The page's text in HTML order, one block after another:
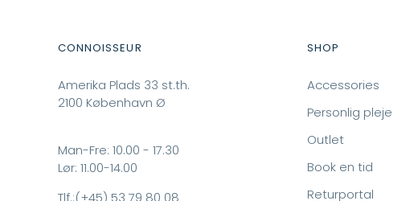
CONNOISSEUR
Amerika Plads 33 st.th.
2100 København Ø
Man-Fre: 10.00 - 17.30
Lør: 11.00-14.00
SHOP
Accessories
Personlig pleje
Outlet
Book en tid
Returportal